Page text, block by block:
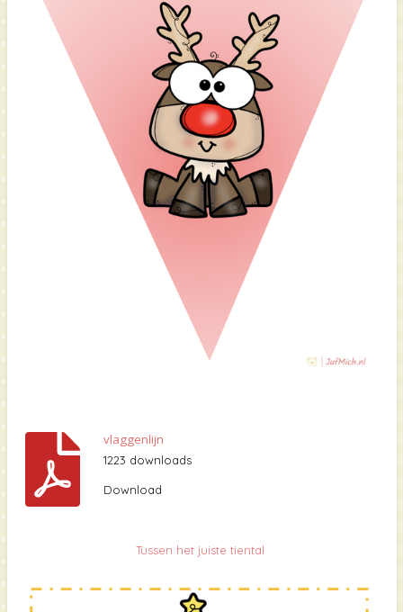
vlaggenlijn
1223 downloads
Download
Tussen het juiste tiental